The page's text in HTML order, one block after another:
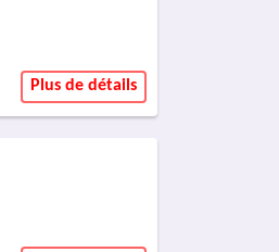
Plus de détails